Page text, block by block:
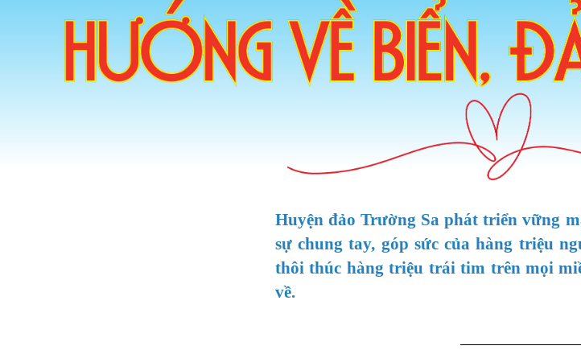
Huyện đảo Trường Sa phát triển vững
sự chung tay, góp sức của hàng triệu
thôi thúc hàng triệu trái tim trên mọi
về.